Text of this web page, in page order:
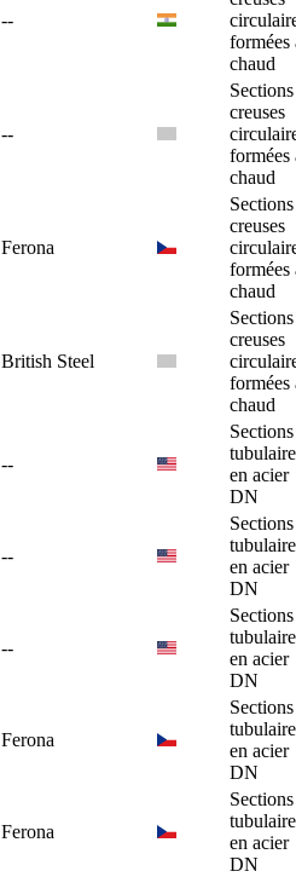
--
formées
chaud
--
Sections
creuses
formées
chaud
Ferona
Sections
creuses
formées
chaud
British Steel
Sections
creuses
formées
chaud
--
Sections
en acier
DN
--
Sections
en acier
DN
--
Sections
en acier
DN
Ferona
Sections
en acier
DN
Ferona
Sections
en acier
DN